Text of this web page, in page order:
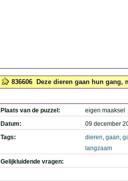
836606 Deze dieren gaan hun gang,
Plaats van de puzzel:
eigen maaksel
Datum:
09 december
Tags:
dieren, gaan,
langzaam
Gelijkluidende vragen: